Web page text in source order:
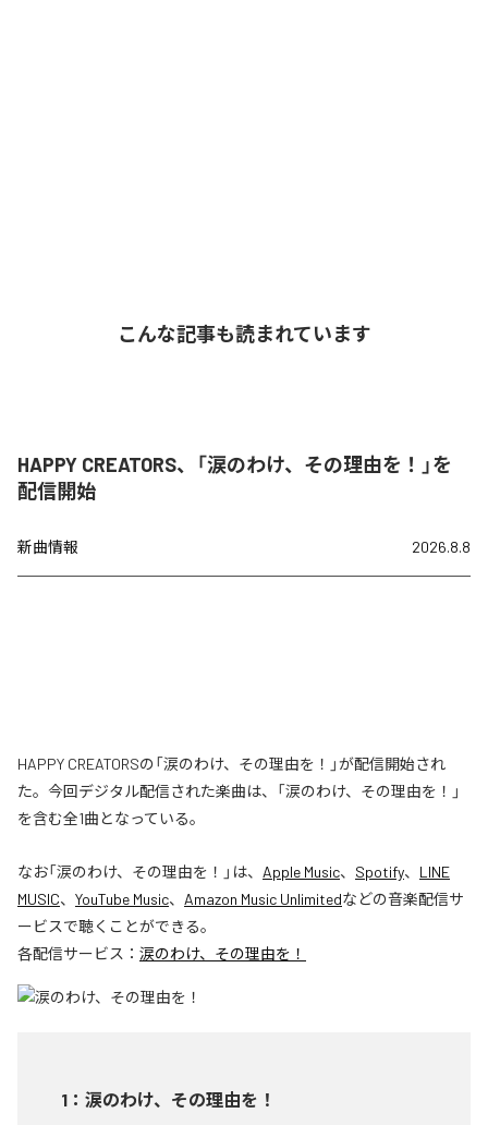
こんな記事も読まれています
HAPPY CREATORS、「涙のわけ、その理由を！」を
配信開始
新曲情報 2026.8.8
HAPPY CREATORSの「涙のわけ、その理由を！」が配信開始され
た。今回デジタル配信された楽曲は、「涙のわけ、その理由を！」
を含む全1曲となっている。
なお「涙のわけ、その理由を！ 」は、 Apple Music、 Spotify、 LINE
MUSIC、 YouTube Music、 Amazon Music Unlimitedなどの音楽配信サ
ービスで聴くことができる。
各配信サービス： 涙のわけ、その理由を！
1 ： 涙のわけ、その理由を！